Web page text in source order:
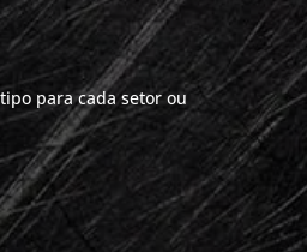
para cada setor ou